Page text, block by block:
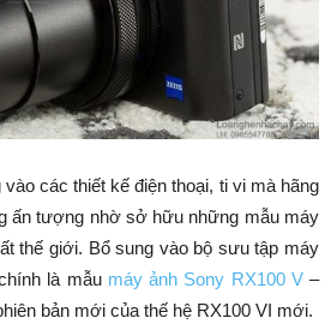
các thiết kế điện thoại, ti vi mà hãng
ấn tượng nhờ sở hữu những mẫu máy
thế giới. Bổ sung vào bộ sưu tập máy
là mẫu máy ảnh Sony RX100 V–
bản mới của thế hệ RX100 VI mới.